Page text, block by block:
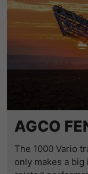
AGCO
The 1000 Vario
only makes a